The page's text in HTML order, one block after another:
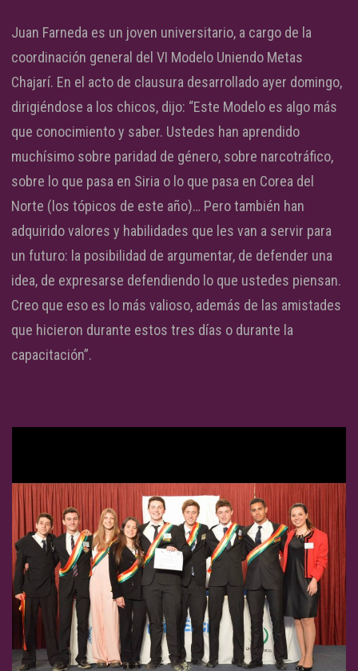
Juan Farneda es un joven universitario, a cargo de la
coordinación general del VI Modelo Uniendo Metas
Chajarí. En el acto de clausura desarrollado ayer domingo,
dirigiéndose a los chicos, dijo: “Este Modelo es algo más
que conocimiento y saber. Ustedes han aprendido
muchísimo sobre paridad de género, sobre narcotráfico,
sobre lo que pasa en Siria o lo que pasa en Corea del
Norte (los tópicos de este año)… Pero también han
adquirido valores y habilidades que les van a servir para
un futuro: la posibilidad de argumentar, de defender una
idea, de expresarse defendiendo lo que ustedes piensan.
Creo que eso es lo más valioso, además de las amistades
que hicieron durante estos tres días o durante la
capacitación”.